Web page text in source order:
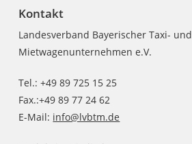
Kontakt
Landesverband Bayerischer Taxi- und
Mietwagenunternehmen e.V.
Tel.: +49 89 725 15 25
Fax.:+49 89 77 24 62
E-Mail: info@lvbtm.de